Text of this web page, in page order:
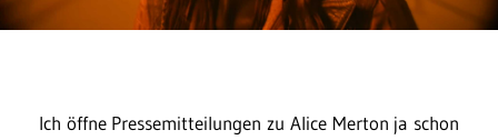
Ich öffne Pressemitteilungen zu Alice Merton ja schon